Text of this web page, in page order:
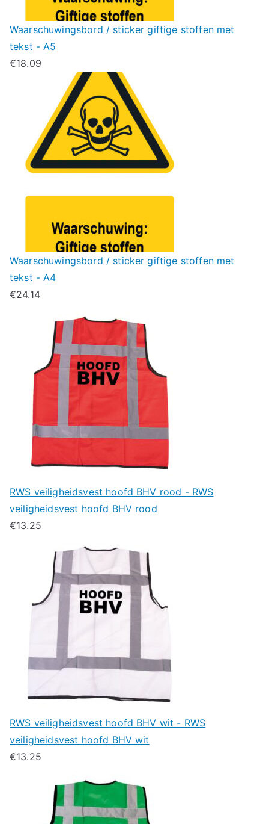
Waarschuwingsbord / sticker giftige stoffen met
tekst - A5
€18.09
Waarschuwingsbord / sticker giftige stoffen met
tekst - A4
€24.14
RWS veiligheidsvest hoofd BHV rood - RWS
veiligheidsvest hoofd BHV rood
€13.25
RWS veiligheidsvest hoofd BHV wit - RWS
veiligheidsvest hoofd BHV wit
€13.25